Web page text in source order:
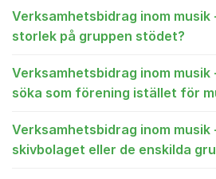
Verksamhetsbidrag inom musik
storlek på gruppen stödet?
Verksamhetsbidrag inom
söka som förening istället för
Verksamhetsbidrag inom musik
skivbolaget eller de enskilda